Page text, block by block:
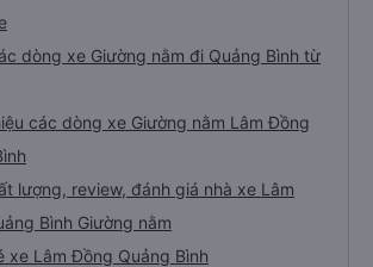
dòng xe Giường nằm đi Quảng Bình từ
các dòng xe Giường nằm Lâm Đồng
lượng, review, đánh giá nhà xe Lâm
Bình Giường nằm
xe Lâm Đồng Quảng Bình